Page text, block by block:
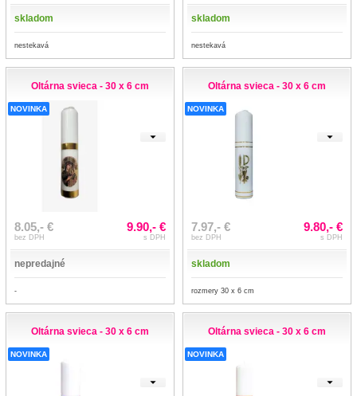
skladom
nestekavá
skladom
nestekavá
Oltárna svieca - 30 x 6 cm
NOVINKA
8.05,- €
bez DPH
9.90,- €
s DPH
nepredajné
-
Oltárna svieca - 30 x 6 cm
NOVINKA
7.97,- €
bez DPH
9.80,- €
s DPH
skladom
rozmery 30 x 6 cm
Oltárna svieca - 30 x 6 cm
NOVINKA
Oltárna svieca - 30 x 6 cm
NOVINKA